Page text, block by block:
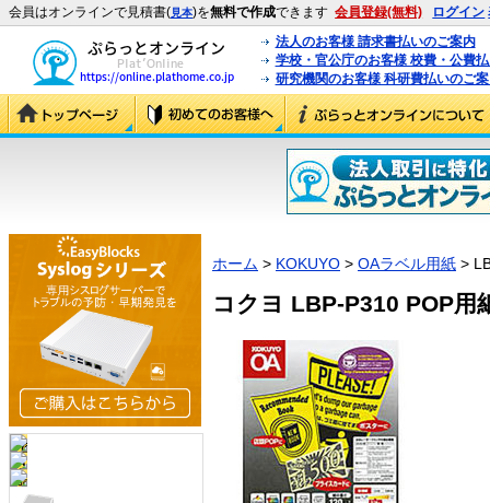
会員はオンラインで見積書(見本)を無料で作成できます 会員登録(無料) ログイン
法人のお客様 請求書払いのご案内
学校・官公庁のお客様 校費・公費
研究機関のお客様 科研費払いのご
ホーム > KOKUYO > OAラベル用紙 >
コクヨ LBP-P310 POP用